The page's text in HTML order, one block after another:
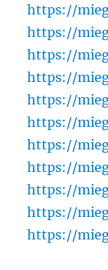
https://
https://
https://
https://
https://
https://
https://
https://
https://
https://
https://